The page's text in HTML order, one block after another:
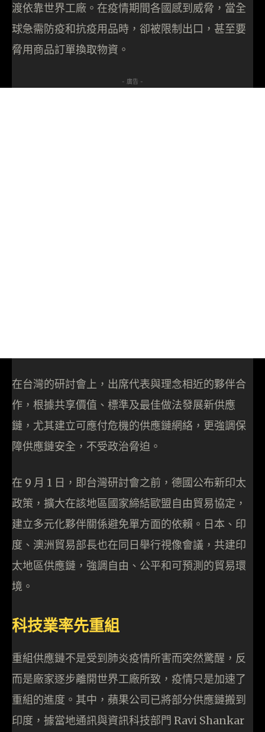
渡依靠世界工廠。在疫情期間各國感到威脅，當全
球急需防疫和抗疫用品時，卻被限制出口，甚至要
脅用商品訂單換取物資。
- 廣告 -
在台灣的研討會上，出席代表與理念相近的夥伴合
作，根據共享價值、標準及最佳做法發展新供應
鏈，尤其建立可應付危機的供應鏈網絡，更強調保
障供應鏈安全，不受政治脅迫。
在 9 月 1 日，即台灣研討會之前，德國公布新印太
政策，擴大在該地區國家締結歐盟自由貿易協定，
建立多元化夥伴關係避免單方面的依賴。日本、印
度、澳洲貿易部長也在同日舉行視像會議，共建印
太地區供應鏈，強調自由、公平和可預測的貿易環
境。
科技業率先重組
重組供應鏈不是受到肺炎疫情所害而突然驚醒，反
而是廠家逐步離開世界工廠所致，疫情只是加速了
重組的進度。其中，蘋果公司已將部分供應鏈搬到
印度，據當地通訊與資訊科技部門 Ravi Shankar